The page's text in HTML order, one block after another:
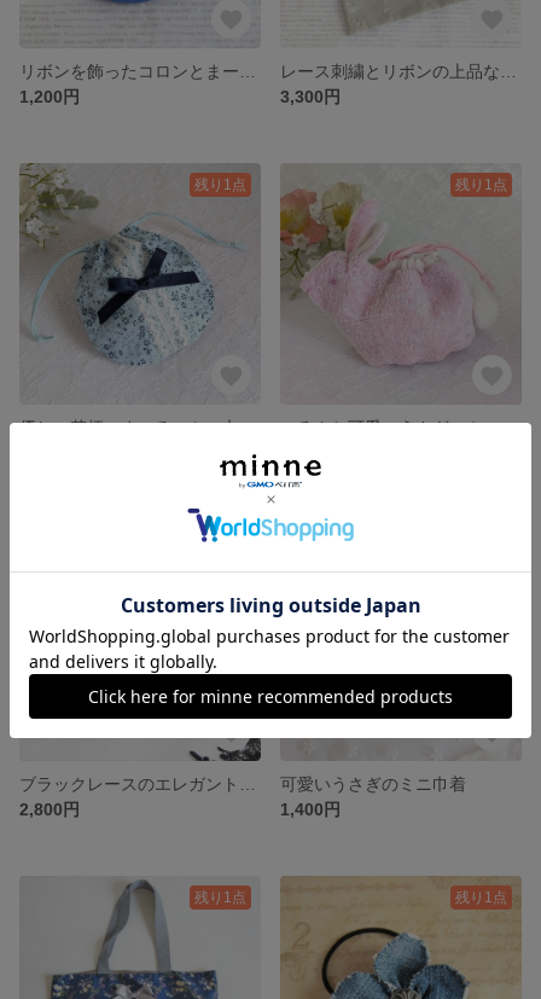
1,200円
3,300円
残り1点
優しい花柄のまーるいミニ巾着（花柄ブルー）
残り1点
ころんと可愛いうさぎのミニ巾着（ピンク）
残り1点
2,800円
可愛いうさぎのミニ巾着
1,400円
残り1点 残り1点